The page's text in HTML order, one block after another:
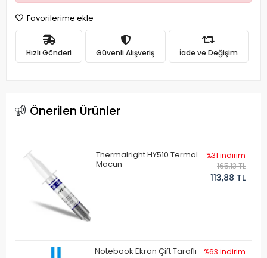
Favorilerime ekle
Hızlı Gönderi Güvenli Alışveriş İade ve Değişim
Önerilen Ürünler
Thermalright HY510 Termal
Macun
%31 indirim
165,13 TL
113,88 TL
Notebook Ekran Çift Taraflı
%63 indirim